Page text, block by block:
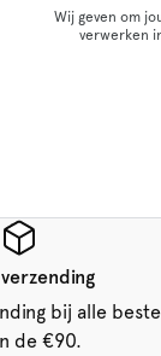
Wij geven om
verwerken
bij alle
de €90.